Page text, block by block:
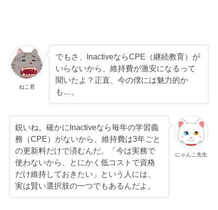
ねこ君
でもさ、InactiveならCPE（継続教育）が
いらないから、維持費が激安になるって
聞いたよ？正直、今の僕には魅力的か
も…。
にゃんこ先生
鋭いね。確かにInactiveなら毎年の学習義
務（CPE）がないから、維持費は3年ごと
の更新料だけで済むんだ。「今は実務で
使わないから、とにかく低コストで資格
だけ維持しておきたい」という人には、
実は賢い選択肢の一つでもあるんだよ。